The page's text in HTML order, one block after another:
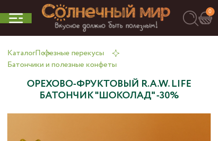
0
КаталогПолезные перекусы
Батончики и полезные конфеты
ОРЕХОВО-ФРУКТОВЫЙ R.A.W. LIFE
БАТОНЧИК "ШОКОЛАД" -30%